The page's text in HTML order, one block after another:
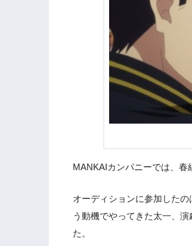
MANKAIカンパニーでは、春
オーディションに参加した
う動機でやってきた太一、
た。